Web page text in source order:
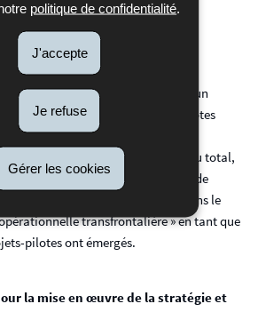
politique de confidentialité.
J'accepte
Je refuse
Gérer les cookies
à la finalisation de la stratégie, un
afin de recueillir des projets pilotes
document « Une stratégie
pour la Grande Région ». Au total,
déposées. En ajoutant les idées de
Destrée/dfi et reprise dans le
transfrontalière » en tant que
pilotes ont émergés.
la mise en œuvre de la stratégie et